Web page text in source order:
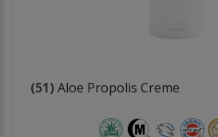
(51)Aloe Propolis Creme